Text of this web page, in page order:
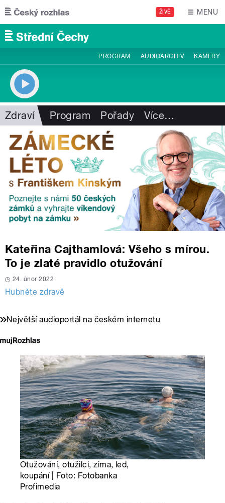
Přejít k hlavnímu obsahu
ŽIVĚ MENU
PROGRAM AUDIOARCHIV KAMERY
Zdraví Program Pořady Více…
Kateřina Cajthamlová: Všeho s mírou.
To je zlaté pravidlo otužování
24. únor 2022
Hubněte zdravě
Největší audioportál na českém internetu
Otužování, otužilci, zima, led,
koupání | Foto: Fotobanka
Profimedia